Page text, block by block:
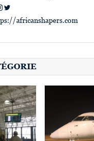
africanshapers.com